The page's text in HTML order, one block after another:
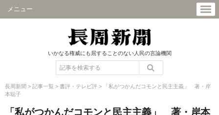
メニュー
いかなる権威にも屈することのない人民の言論機関
長周新聞 > 記事一覧 > 書評・テレビ評 >
「私がつかんだコモンと民主主義」 著・岸
本聡子
「私がつかんだコモンと民主主義」 著・岸本